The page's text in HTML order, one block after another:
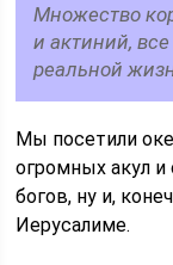
Множество
и актиний,
реальной
Мы посетили
огромных акул и
богов, ну и,
Иерусалиме.